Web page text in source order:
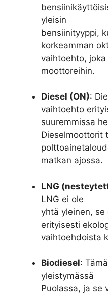
yleisin
bensiinityyppi,
korkeamman
vaihtoehto,
moottoreihin.
Diesel (ON):
vaihtoehto
suuremmissa
Dieselmoottorit
matkan ajossa.
LNG
LNG ei ole
yhtä yleinen,
erityisesti
vaihtoehdoista
Biodiesel:
yleistymässä
Puolassa, ja se